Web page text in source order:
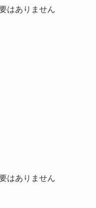
はありません
はありません